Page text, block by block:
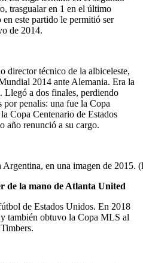
trasgualar en 1 en el último
este partido le permitió ser
de 2014.
director técnico de la albiceleste,
2014 ante Alemania. Era la
Llegó a dos finales, perdiendo
por penalis: una fue la Copa
Copa Centenario de Estados
año renunció a su cargo.
Argentina, en una imagen de
de la mano de Atlanta United
de Estados Unidos. En 2018
también obtuvo la Copa MLS al